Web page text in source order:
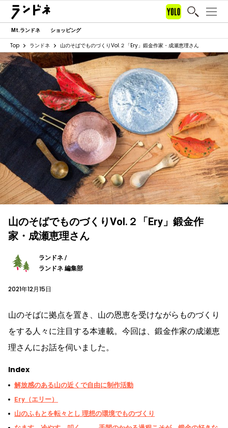
Mt.ランドネ ショッピング
Top ランドネ 山のそばでものづくりVol.２「Ery」鍛金作家・成瀬恵理さん
山のそばでものづくりVol.２「Ery」鍛金作
家・成瀬恵理さん
ランドネ /
ランドネ 編集部
2021年12月15日
山のそばに拠点を置き、山の恩恵を受けながらものづくり
をする人々に注目する本連載。今回は、鍛金作家の成瀬恵
理さんにお話を伺いました。
Index
解放感のある山の近くで自由に制作活動
Ery（エリー）
山のふもとを転々とし 理想の環境でものづくり